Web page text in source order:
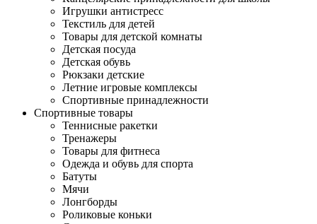
Игрушки антистресс
Текстиль для детей
Товары для детской комнаты
Детская посуда
Детская обувь
Рюкзаки детские
Летние игровые комплексы
Спортивные принадлежности
Спортивные товары
Теннисные ракетки
Тренажеры
Товары для фитнеса
Одежда и обувь для спорта
Батуты
Мячи
Лонгборды
Роликовые коньки